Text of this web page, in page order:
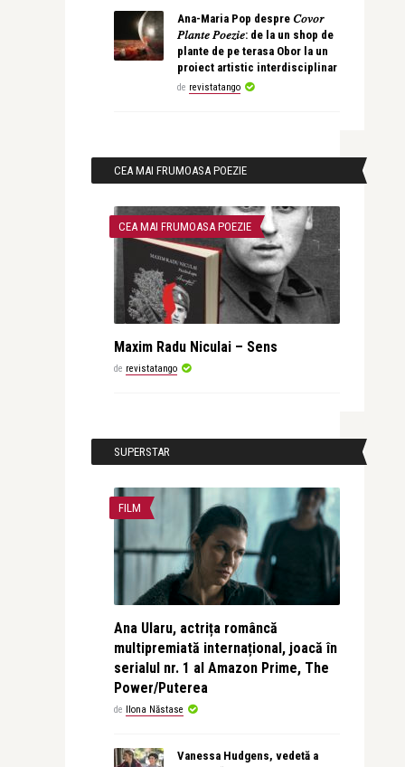
Ana-Maria Pop despre 𝐶𝑜𝑣𝑜𝑟
𝑃𝑙𝑎𝑛𝑡𝑒 𝑃𝑜𝑒𝑧𝑖𝑒: de la un shop de
plante de pe terasa Obor la un
proiect artistic interdisciplinar
de revistatango
CEA MAI FRUMOASA POEZIE
CEA MAI FRUMOASA POEZIE
Maxim Radu Niculai – Sens
de revistatango
SUPERSTAR
FILM
Ana Ularu, actrița româncă
multipremiată internațional, joacă în
serialul nr. 1 al Amazon Prime, The
Power/Puterea
de Ilona Năstase
Vanessa Hudgens, vedetă a